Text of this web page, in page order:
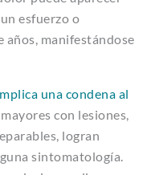
esfuerzo o
años, manifestándose
una condena al
con lesiones,
logran
sintomatología.